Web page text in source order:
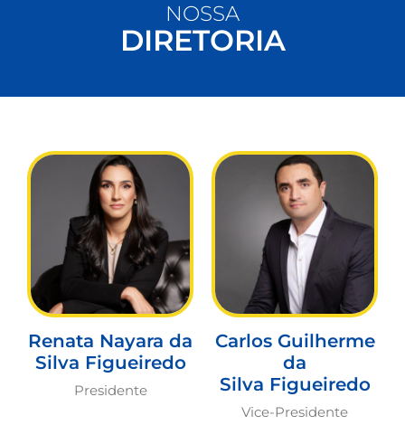
NOSSA
DIRETORIA
Renata Nayara da
Silva Figueiredo
Presidente
Carlos Guilherme
da
Silva Figueiredo
Vice-Presidente